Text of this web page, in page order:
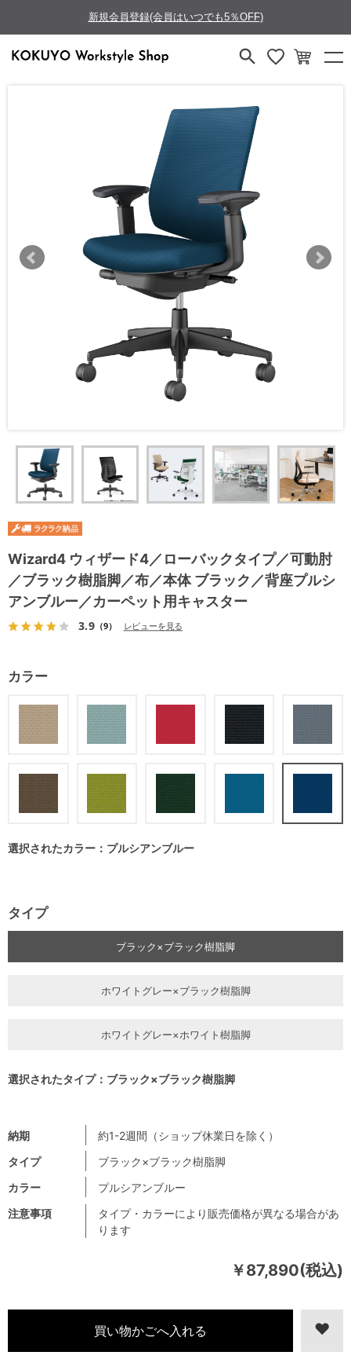
新規会員登録(会員はいつでも5％OFF)
Wizard4 ウィザード4／ローバックタイプ／可動肘
／ブラック樹脂脚／布／本体 ブラック／背座プルシ
アンブルー／カーペット用キャスター
3.9（9） レビューを見る
￥87,890(税込)
注意事項
タイプ・カラーにより販売価格が異なる場合があ
ります
納期
約1-2週間（ショップ休業日を除く）
タイプ
ブラック×ブラック樹脂脚
カラー
プルシアンブルー
カラー
選択されたカラー：プルシアンブルー
タイプ
ブラック×ブラック樹脂脚
ホワイトグレー×ブラック樹脂脚
ホワイトグレー×ホワイト樹脂脚
選択されたタイプ：ブラック×ブラック樹脂脚